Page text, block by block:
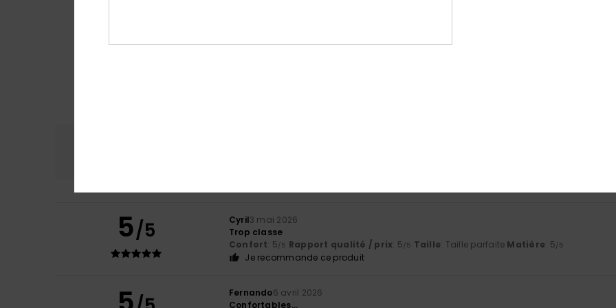
5.0
5/5 Cyril3 mai 2026
Trop classe
Confort: 5/5 Rapport qualité / prix: 5/5 Taille: Taille parfaite Matière: 5/5
Je recommande ce produit
Fernando6 avril 2026
Confortables...